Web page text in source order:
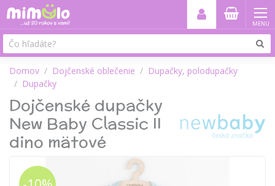
MENU
Domov Dojčenské oblečenie
Dupačky, polodupačky
Dupačky
Dojčenské dupačky
New Baby Classic II
dino mätové